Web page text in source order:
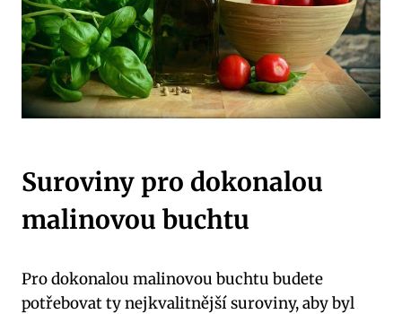
Suroviny pro dokonalou
malinovou buchtu
Pro dokonalou malinovou buchtu budete
potřebovat ty nejkvalitnější suroviny, aby byl